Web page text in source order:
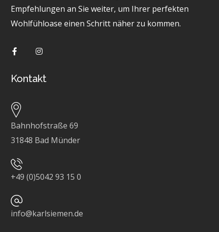
Empfehlungen an Sie weiter, um Ihrer perfekten
Wohlfühloase einen Schritt näher zu kommen.
Kontakt
Bahnhofstraße 69
31848 Bad Münder
+49 (0)5042 93 15 0
info@karlsiemen.de